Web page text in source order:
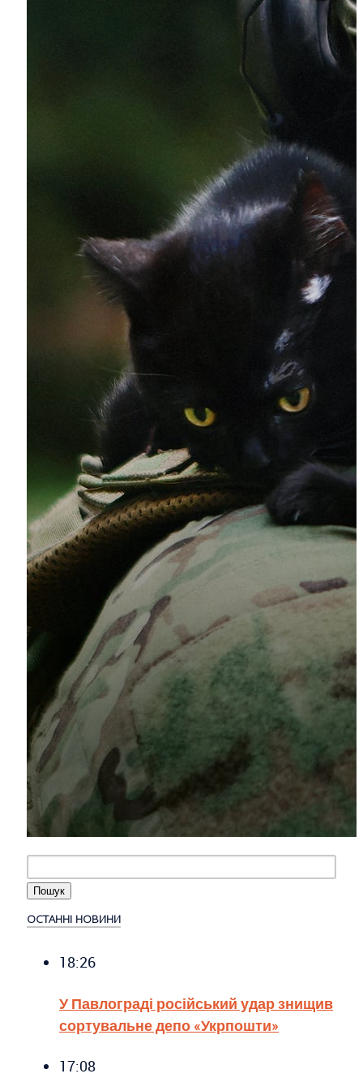
ОСТАННІ НОВИНИ
18:26
У Павлограді російський удар знищив
сортувальне депо «Укрпошти»
17:08